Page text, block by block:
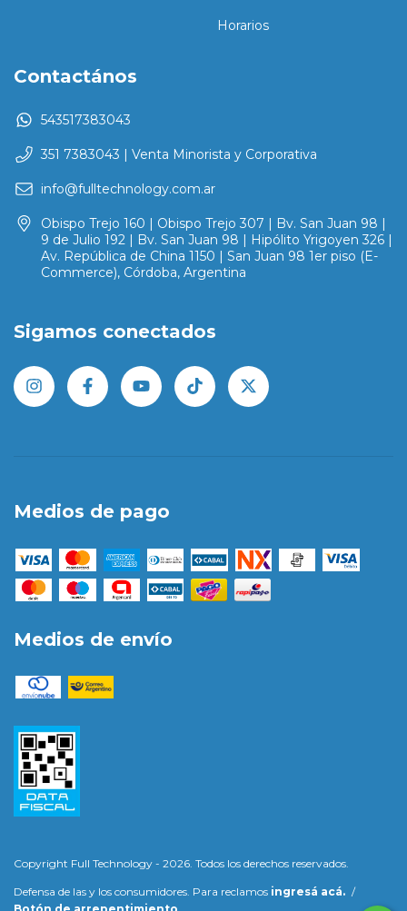
Horarios
Contactános
543517383043
351 7383043 | Venta Minorista y Corporativa
info@fulltechnology.com.ar
Obispo Trejo 160 | Obispo Trejo 307 | Bv. San Juan 98 |
9 de Julio 192 | Bv. San Juan 98 | Hipólito Yrigoyen 326 |
Av. República de China 1150 | San Juan 98 1er piso (E-
Commerce), Córdoba, Argentina
Sigamos conectados
Medios de pago
Medios de envío
Copyright Full Technology - 2026. Todos los derechos reservados.
Defensa de las y los consumidores. Para reclamos ingresá acá. /